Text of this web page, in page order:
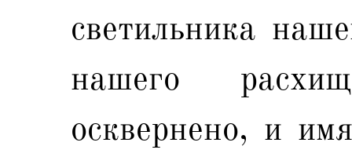
светильника
нашего
осквернено, и